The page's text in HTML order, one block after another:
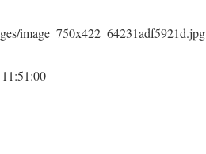
image_750x422_64231adf5921d.jpg